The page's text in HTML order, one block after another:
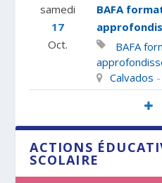
samedi
17
Oct.
BAFA
BAFA
Calvados -
ACTIONS
SCOLAIRE